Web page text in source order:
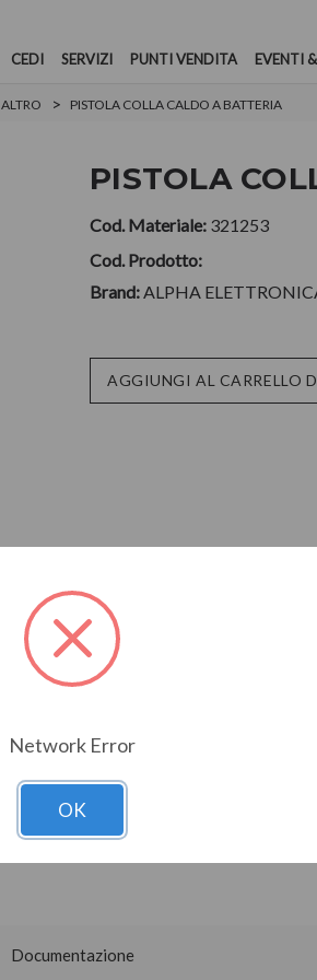
CEDI SERVIZI PUNTI VENDITA EVENTI
ALTRO PISTOLA COLLA CALDO A BATTERIA
PISTOLA
Cod. Materiale: 321253
Cod. Prodotto:
Brand:ALPHA
attuale:
AGGIUNGI AL CARRELLO
Documentazione
Network Error
OK